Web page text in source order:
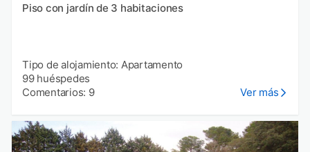
Piso con jardín de 3 habitaciones
Tipo de alojamiento: Apartamento
99 huéspedes
Comentarios: 9
Ver más